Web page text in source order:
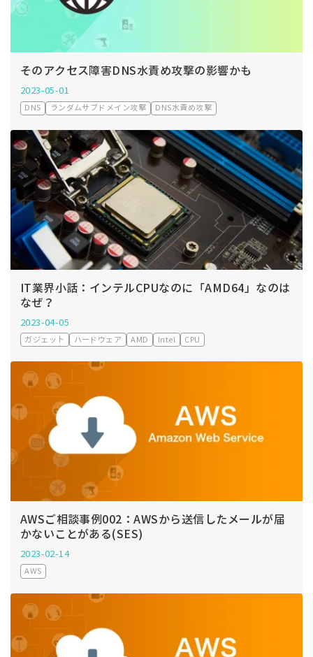
そのアクセス障害DNS水責め攻撃の影響かも
2023-05-01
DNS ランダムサブドメイン攻撃 DNS水責め攻撃
IT業界小話：インテルCPUなのに「AMD64」なのは
なぜ？
2023-04-05
ガジェット ハードウェア AMD Intel CPU
AWSご相談事例002：AWSから送信したメールが届
かないことがある(SES)
2023-02-14
AWS